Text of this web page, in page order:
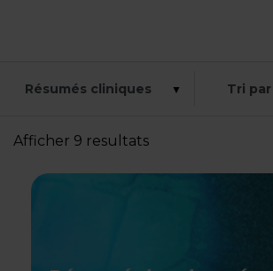
Afficher 9 resultats